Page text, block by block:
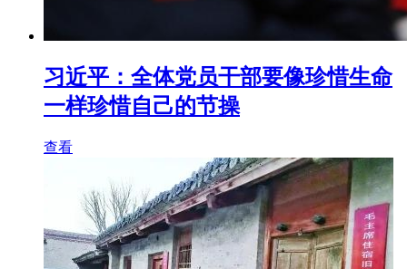
习近平：全体党员干部要像珍惜生命
一样珍惜自己的节操
查看